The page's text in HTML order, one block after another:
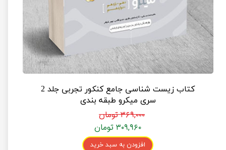
کتاب زیست شناسی جامع کنکور تجربی جلد 2
سری میکرو طبقه بندی
۳۶۹,۰۰۰ تومان
۳۰۹,۹۶۰ تومان
افزودن به سبد خرید